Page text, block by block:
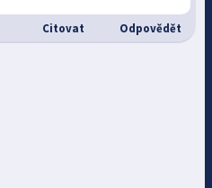
Citovat Odpovědět